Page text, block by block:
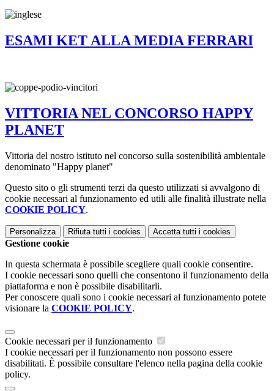
ESAMI KET ALLA MEDIA FERRARI
VITTORIA NEL CONCORSO HAPPY
PLANET
Vittoria del nostro istituto nel concorso sulla sostenibilità ambientale
denominato "Happy planet"
Questo sito o gli strumenti terzi da questo utilizzati si avvalgono di
cookie necessari al funzionamento ed utili alle finalità illustrate nella
COOKIE POLICY.
Personalizza Rifiuta tutti i cookies Accetta tutti i cookies
Gestione cookie
In questa schermata è possibile scegliere quali cookie consentire.
I cookie necessari sono quelli che consentono il funzionamento della
piattaforma e non è possibile disabilitarli.
Per conoscere quali sono i cookie necessari al funzionamento potete
visionare la COOKIE POLICY.
Cookie necessari per il funzionamento
I cookie necessari per il funzionamento non possono essere
disabilitati. È possibile consultare l'elenco nella pagina della cookie
policy.